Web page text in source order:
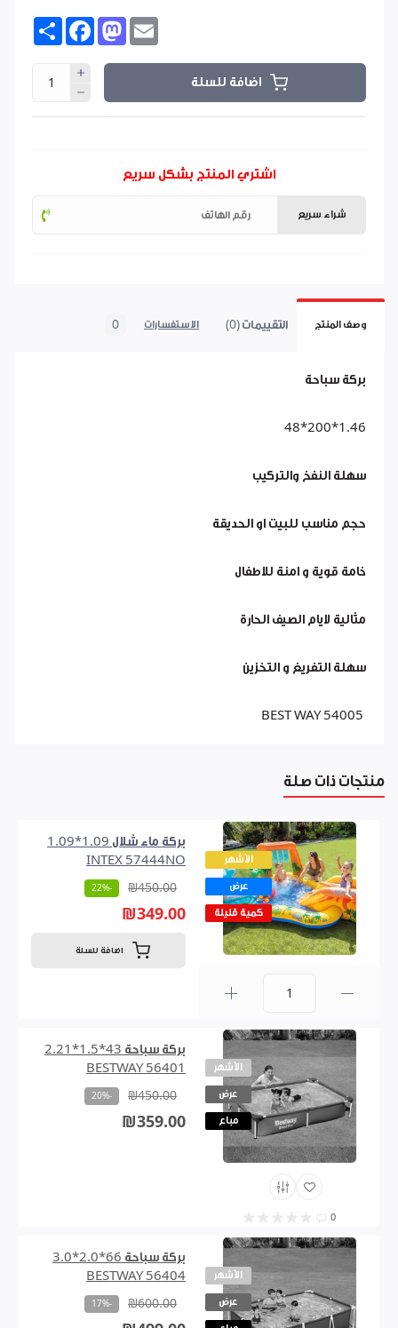
Share FacebookMastodon
اضافة للسلة
اشتري المنتج بشكل سريع
شراء سريع
وصف المنتج التقييمات (0) الاستفسارات 0
بركة سباحة
1.46*200*48
سهلة النفخ والتركيب
حجم مناسب للبيت او الحديقة
خامة قوية و امنة للاطفال
مثالية لايام الصيف الحارة
سهلة التفريغ و التخزين
منتجات ذات صلة
الأشهر
عرض
كمية قليلة
بركة ماء شلال 1.09*1.09
INTEX 57444NO
₪450.00
-22%
₪349.00
اضافة للسلة
الأشهر
عرض
مباع
0
بركة سباحة 43*1.5*2.21
BESTWAY 56401
₪450.00
-20%
₪359.00
الأشهر
عرض
بركة سباحة 66*2.0*3.0
BESTWAY 56404
₪600.00
-17%